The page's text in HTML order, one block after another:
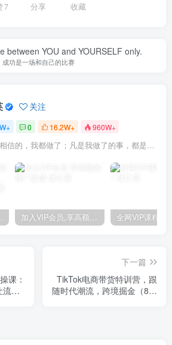
7 分享 收藏
between YOU and YOURSELF only.
成功是一场和自己的比赛
关注
0 16.2W+ 960W+
凡是我相信的，我都做了；凡是我做了的事，都是全身心地投入去做的
很轻松 加入VIP会员,享高额的推广提成
课：
流量
下一篇
TikTok电商带货特训营，跟
随时代潮流，跨境掘金（8节